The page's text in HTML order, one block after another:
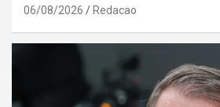
06/08/2026 Redacao